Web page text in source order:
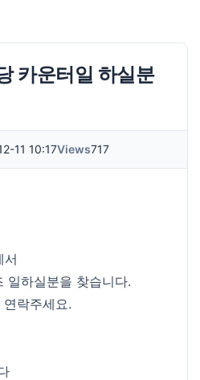
카운터일 하실분
11 10:17Views717
서
일하실분을 찾습니다.
락주세요.